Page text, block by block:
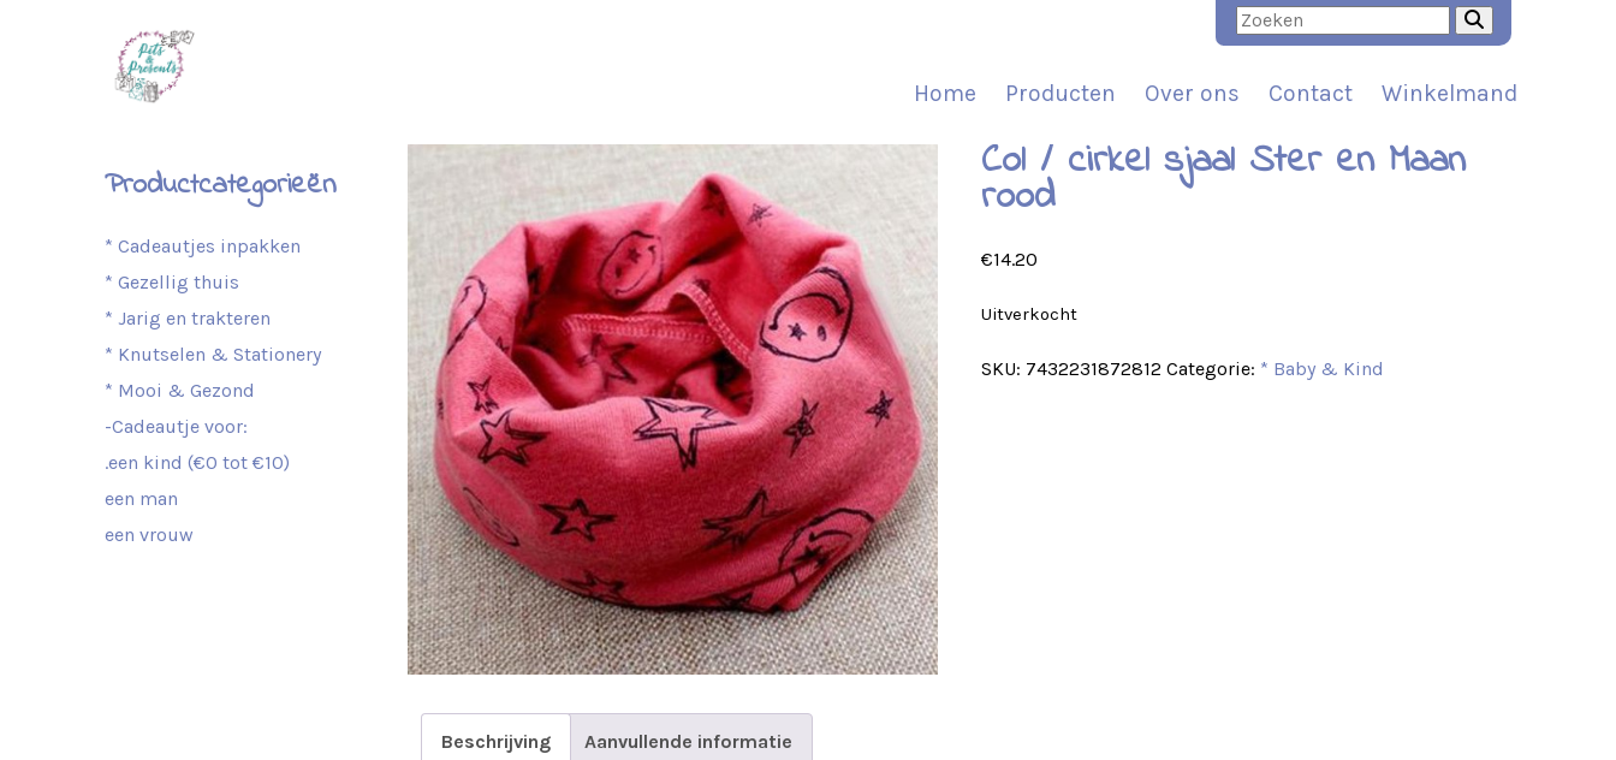
Home Producten Over ons Contact Winkelmand
Col / cirkel sjaal Ster en Maan
rood
€14.20
Uitverkocht
SKU: 7432231872812 Categorie: * Baby & Kind
Beschrijving Aanvullende informatie
Productcategorieën
* Cadeautjes inpakken
* Gezellig thuis
* Jarig en trakteren
* Knutselen & Stationery
* Mooi & Gezond
-Cadeautje voor:
.een kind (€0 tot €10)
een man
een vrouw